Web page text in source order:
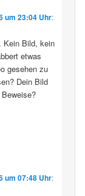
um 23:04 Uhr:
Kein Bild, kein
etwas
gesehen zu
Dein Bild
um 07:48 Uhr: